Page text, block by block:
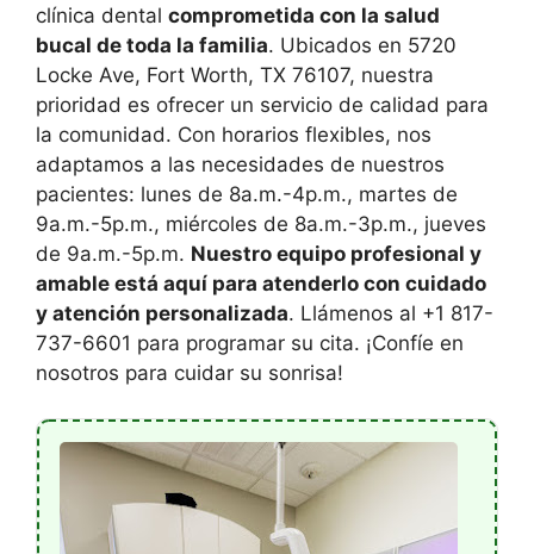
clínica dental comprometida con la salud
bucal de toda la familia. Ubicados en 5720
Locke Ave, Fort Worth, TX 76107, nuestra
prioridad es ofrecer un servicio de calidad para
la comunidad. Con horarios flexibles, nos
adaptamos a las necesidades de nuestros
pacientes: lunes de 8a.m.-4p.m., martes de
9a.m.-5p.m., miércoles de 8a.m.-3p.m., jueves
de 9a.m.-5p.m. Nuestro equipo profesional y
amable está aquí para atenderlo con cuidado
y atención personalizada. Llámenos al +1 817-
737-6601 para programar su cita. ¡Confíe en
nosotros para cuidar su sonrisa!